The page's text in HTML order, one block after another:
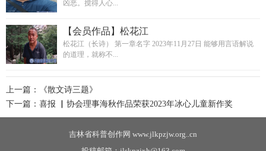
凶恶。搅得人心...
【会员作品】松花江
松花江（长诗） 第一章名字 2023年11月27日 能够用言语解说
的道理，就称不...
上一篇：
《散文诗三题》
下一篇： 喜报 ▏协会理事海秋作品荣获2023年冰心儿童新作奖
吉林省科普创作网 www.jlkpzjw.org..cn